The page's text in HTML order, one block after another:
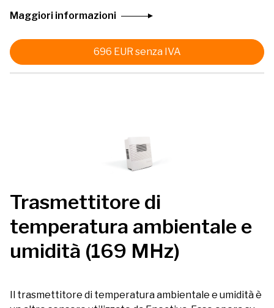
Maggiori informazioni
696 EUR senza IVA
Trasmettitore di
temperatura ambientale e
umidità (169 MHz)
Il trasmettitore di temperatura ambientale e umidità è